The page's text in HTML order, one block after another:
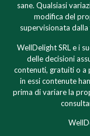
sane. Qualsiasi
modifica del
supervisionata
WellDelight SRL e i
delle decisioni
contenuti, gratuiti o a
in essi contenute
prima di variare la